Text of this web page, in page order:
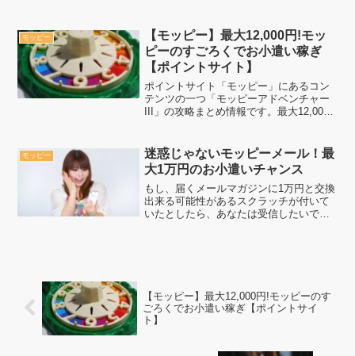
置でOK！短時間でポイントが貯まるシス
テムになっていますの...
モッピー
【モッピー】最大12,000円!モッ
ピーのすごろくでお小遣い稼ぎ
【ポイントサイト】
ポイントサイト「モッピー」にあるコン
テンツの一つ「モッピーアドベンチャー
III」の攻略まとめ情報です。最大12,000
目指そう！この記事を参考にすれば、1位
への近道が...
モッピー
迷惑じゃないモッピーメール！最
大1万円のお小遣いチャンス
もし、届くメールマガジンに1万円と交換
出来る可能性があるスクラッチが付いて
いたとしたら、あなたは受信したいです
【モッピー】最大12,000円!モッピーのす
ごろくでお小遣い稼ぎ【ポイントサイ
ト】